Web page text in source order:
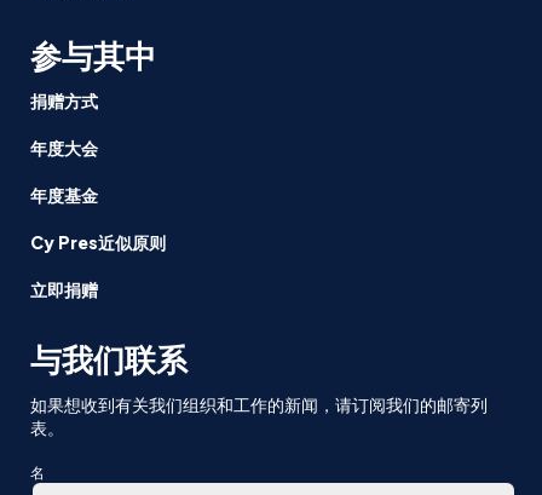
参与其中
捐赠方式
年度大会
年度基金
Cy Pres近似原则
立即捐赠
与我们联系
如果想收到有关我们组织和工作的新闻，请订阅我们的邮寄列
表。
名